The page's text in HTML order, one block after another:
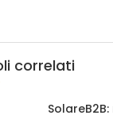
correlati